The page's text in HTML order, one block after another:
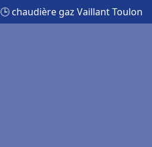
🕒 chaudière gaz Vaillant Toulon